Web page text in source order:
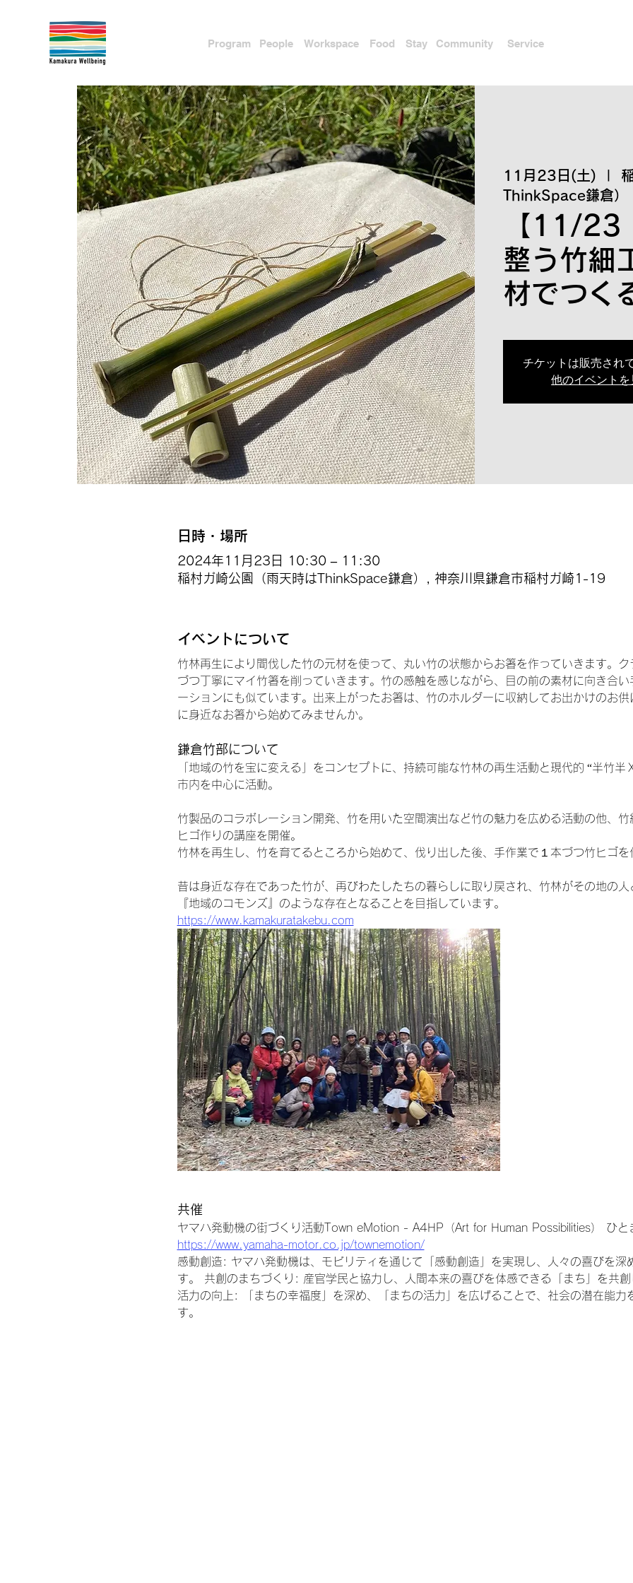
Program People Workspace Food Stay Community Service
11月23日(土)
ThinkSpace鎌倉）
【11/23
整う竹細
材でつく
チケットは販売され
他のイベントを
日時・場所
2024年11月23日 10:30 – 11:30
稲村ガ崎公園（雨天時はThinkSpace鎌倉）, 神奈川県鎌倉市稲村ガ崎1-19
イベントについて
竹林再生により間伐した竹の元材を使って、丸い竹の状態からお箸を作っていきます。
づつ丁寧にマイ竹箸を削っていきます。竹の感触を感じながら、目の前の素材に向き合
ーションにも似ています。出来上がったお箸は、竹のホルダーに収納してお出かけのお
に身近なお箸から始めてみませんか。
鎌倉竹部について
「地域の竹を宝に変える」をコンセプトに、持続可能な竹林の再生活動と現代的 “半竹半
市内を中心に活動。
竹製品のコラボレーション開発、竹を用いた空間演出など竹の魅力を広める活動の他、
ヒゴ作りの講座を開催。
竹林を再生し、竹を育てるところから始めて、伐り出した後、手作業で１本づつ竹ヒゴを
昔は身近な存在であった竹が、再びわたしたちの暮らしに取り戻され、竹林がその地の
『地域のコモンズ』のような存在となることを目指しています。
https://www.kamakuratakebu.com
共催
ヤマハ発動機の街づくり活動Town eMotion - A4HP（Art for Human Possibilities） ひと
https://www.yamaha-motor.co.jp/townemotion/
感動創造: ヤマハ発動機は、モビリティを通じて「感動創造」を実現し、人々の喜びを深
す。 共創のまちづくり: 産官学民と協力し、人間本来の喜びを体感できる「まち」を共創
活力の向上: 「まちの幸福度」を深め、「まちの活力」を広げることで、社会の潜在能力
す。